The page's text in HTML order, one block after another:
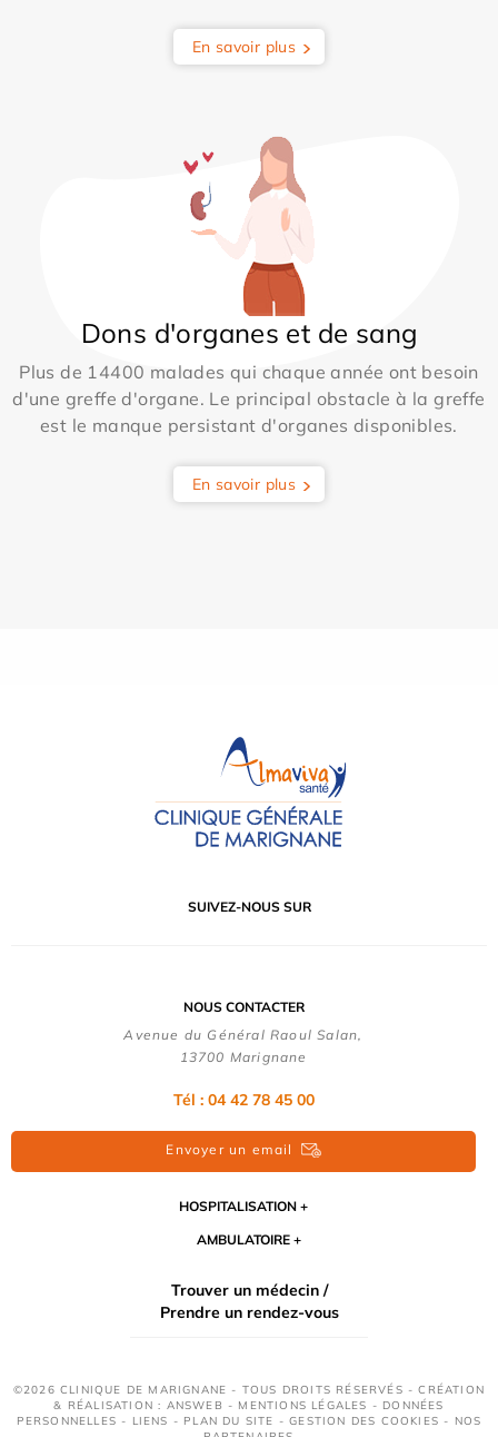
En savoir plus
Dons d'organes et de sang
Plus de 14400 malades qui chaque année ont besoin
d'une greffe d'organe. Le principal obstacle à la greffe
est le manque persistant d'organes disponibles.
En savoir plus
SUIVEZ-NOUS SUR
NOUS CONTACTER
Avenue du Général Raoul Salan,
13700 Marignane
Tél : 04 42 78 45 00
Envoyer un email
HOSPITALISATION
AMBULATOIRE
Trouver un médecin /
Prendre un rendez-vous
©2026 CLINIQUE DE MARIGNANE - TOUS DROITS RÉSERVÉS - CRÉATION
& RÉALISATION : ANSWEB - MENTIONS LÉGALES - DONNÉES
PERSONNELLES - LIENS - PLAN DU SITE -GESTION DES COOKIES - NOS